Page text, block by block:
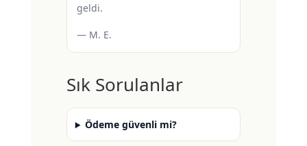
geldi.
— M. E.
Sık Sorulanlar
Ödeme güvenli mi?